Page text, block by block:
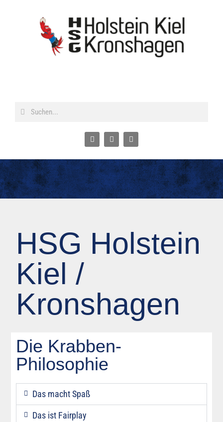
HSG Holstein
Kiel /
Kronshagen
Die Krabben-
Philosophie
Das macht Spaß
Das ist Fairplay